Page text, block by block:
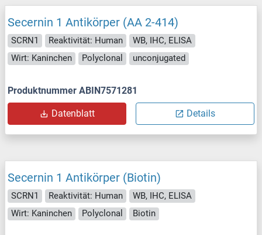
Secernin 1 Antikörper (AA 2-414)
SCRN1 Reaktivität: Human
WB, IHC, ELISA
Wirt: Kaninchen
Polyclonal unconjugated
Produktnummer ABIN7571281
Datenblatt Details
Secernin 1 Antikörper (Biotin)
SCRN1 Reaktivität: Human
WB, IHC, ELISA
Wirt: Kaninchen
Polyclonal Biotin